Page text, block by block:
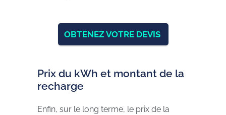
OBTENEZ VOTRE DEVIS
Prix du kWh et montant de la
recharge
Enfin, sur le long terme, le prix de la